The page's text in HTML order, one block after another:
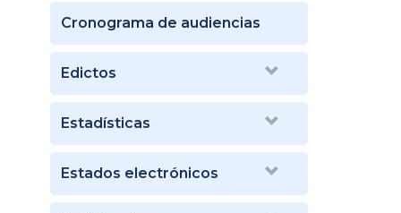
Cronograma de audiencias
Edictos
Estadísticas
Estados electrónicos